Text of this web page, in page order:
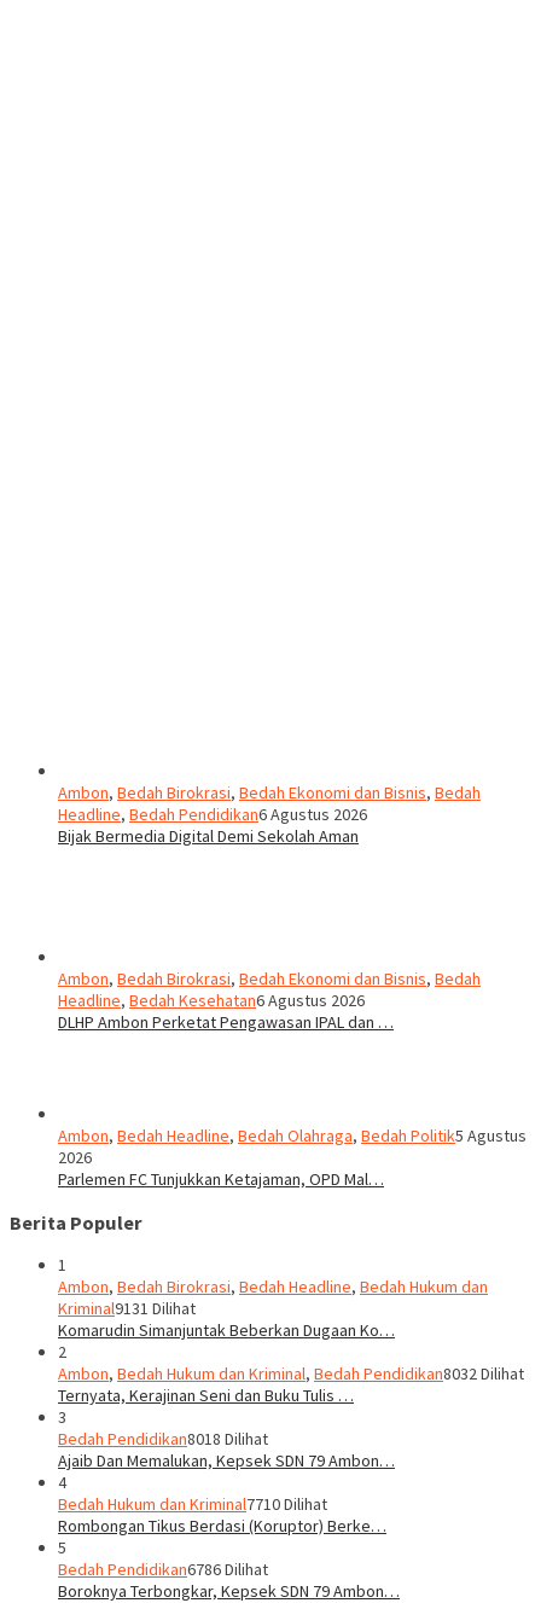
Ambon, Bedah Birokrasi, Bedah Ekonomi dan Bisnis, Bedah
Headline, Bedah Pendidikan6 Agustus 2026
Bijak Bermedia Digital Demi Sekolah Aman
Ambon, Bedah Birokrasi, Bedah Ekonomi dan Bisnis, Bedah
Headline, Bedah Kesehatan6 Agustus 2026
DLHP Ambon Perketat Pengawasan IPAL dan …
Ambon, Bedah Headline, Bedah Olahraga, Bedah Politik5 Agustus
2026
Parlemen FC Tunjukkan Ketajaman, OPD Mal…
Berita Populer
1
Ambon, Bedah Birokrasi, Bedah Headline, Bedah Hukum dan
Kriminal9131 Dilihat
Komarudin Simanjuntak Beberkan Dugaan Ko…
2
Ambon, Bedah Hukum dan Kriminal, Bedah Pendidikan8032 Dilihat
Ternyata, Kerajinan Seni dan Buku Tulis …
3
Bedah Pendidikan8018 Dilihat
Ajaib Dan Memalukan, Kepsek SDN 79 Ambon…
4
Bedah Hukum dan Kriminal7710 Dilihat
Rombongan Tikus Berdasi (Koruptor) Berke…
5
Bedah Pendidikan6786 Dilihat
Boroknya Terbongkar, Kepsek SDN 79 Ambon…